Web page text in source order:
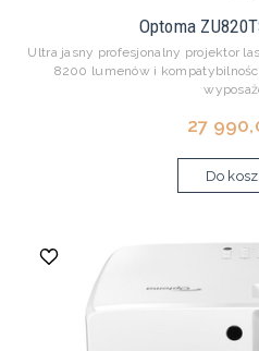
Optoma
Ultra jasny profesjonalny projektor
8200 lumenów i
27
Do